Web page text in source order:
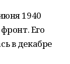
1940
Его
в декабре